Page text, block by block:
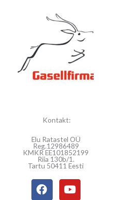
Kontakt:
Elu Ratastel OÜ
Reg.12986489
KMKR EE101852199
Riia 130b/1.
Tartu 50411 Eesti
F
a
Y
o